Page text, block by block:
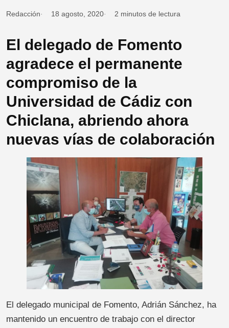
Redacción 18 agosto, 2020 2 minutos de lectura
El delegado de Fomento
agradece el permanente
compromiso de la
Universidad de Cádiz con
Chiclana, abriendo ahora
nuevas vías de colaboración
El delegado municipal de Fomento, Adrián Sánchez, ha
mantenido un encuentro de trabajo con el director